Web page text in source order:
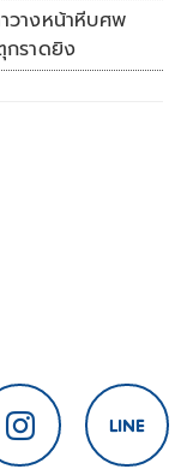
วางหน้าหีบศพ
ราดยิง